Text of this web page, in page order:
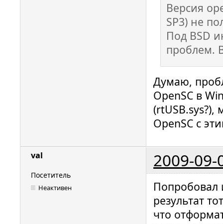
Версия
SP3) не
Под BSD
проблем.
Думаю,
OpenSC в
(rtUSB.sys?),
OpenSC с
val 2009-09-
Посетитель
Неактивен
Попробовал
результат
что